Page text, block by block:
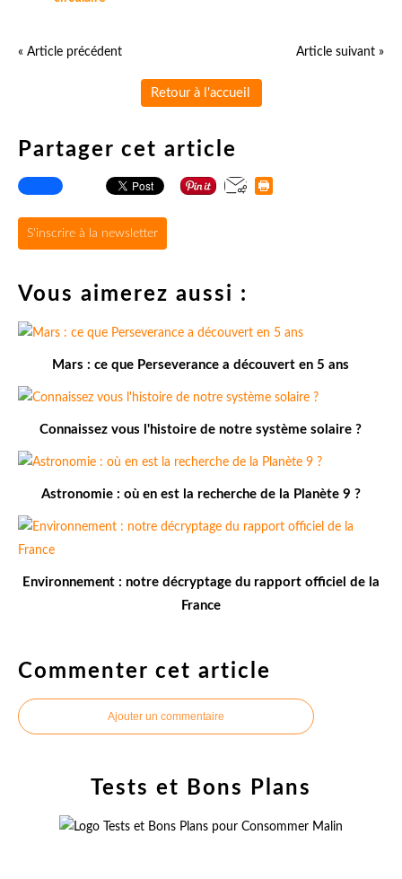
« Article précédent Article suivant »
Retour à l'accueil
Partager cet article
S'inscrire à la newsletter
Vous aimerez aussi :
Mars : ce que Perseverance a découvert en 5 ans
Connaissez vous l'histoire de notre système solaire ?
Astronomie : où en est la recherche de la Planète 9 ?
Environnement : notre décryptage du rapport officiel de la
France
Commenter cet article
Ajouter un commentaire
Tests et Bons Plans